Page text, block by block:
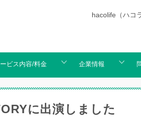
hacolife（ハコ
ビス内容/料金 企業情報
に出演しました